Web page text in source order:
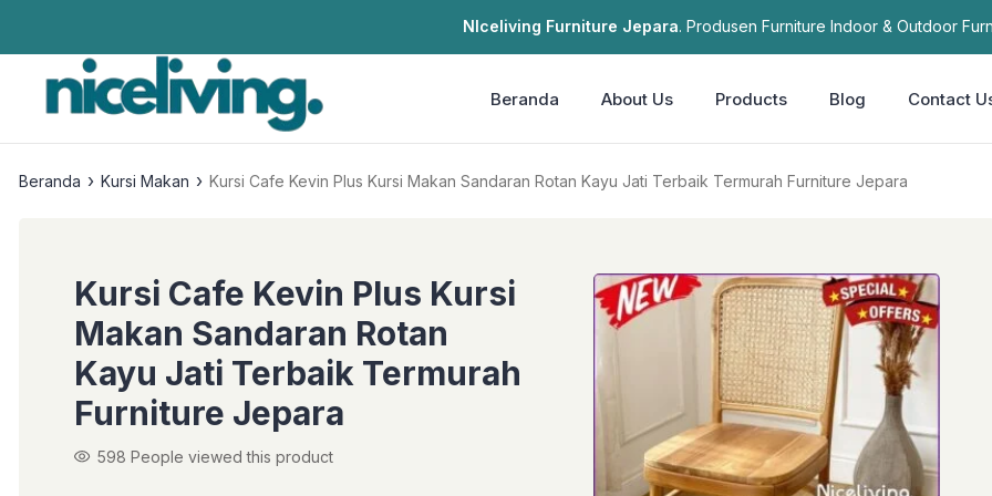
NIceliving Furniture Jepara. Produsen Furniture Indoor & Outdoor
Beranda About Us Products Blog Contact
Beranda › Kursi Makan › Kursi Cafe Kevin Plus Kursi Makan Sandaran Rotan Kayu Jati Terbaik Termurah Furniture Jepara
Kursi Cafe Kevin Plus Kursi
Makan Sandaran Rotan
Kayu Jati Terbaik Termurah
Furniture Jepara
598 People viewed this product